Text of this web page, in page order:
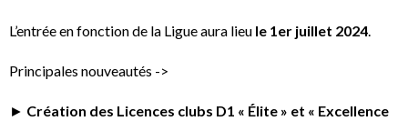
L’entrée en fonction de la Ligue aura lieu le 1er juillet 2024
Principales nouveautés ->
► Création des Licences clubs D1 « Élite » et « Excellence